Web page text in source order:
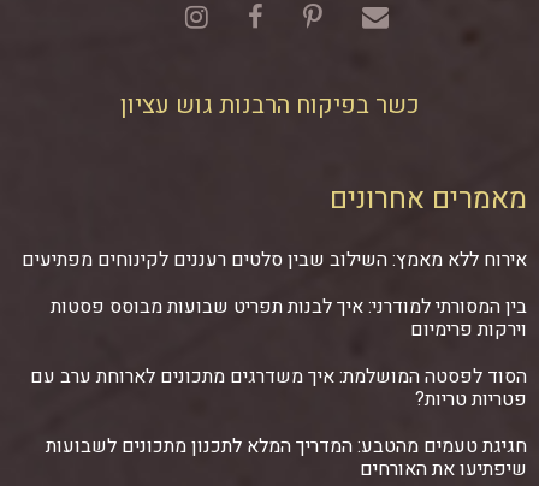
כשר בפיקוח הרבנות גוש עציון
מאמרים אחרונים
אירוח ללא מאמץ: השילוב שבין סלטים רעננים לקינוחים מפתיעים
בין המסורתי למודרני: איך לבנות תפריט שבועות מבוסס פסטות
וירקות פרימיום
הסוד לפסטה המושלמת: איך משדרגים מתכונים לארוחת ערב עם
פטריות טריות?
חגיגת טעמים מהטבע: המדריך המלא לתכנון מתכונים לשבועות
שיפתיעו את האורחים